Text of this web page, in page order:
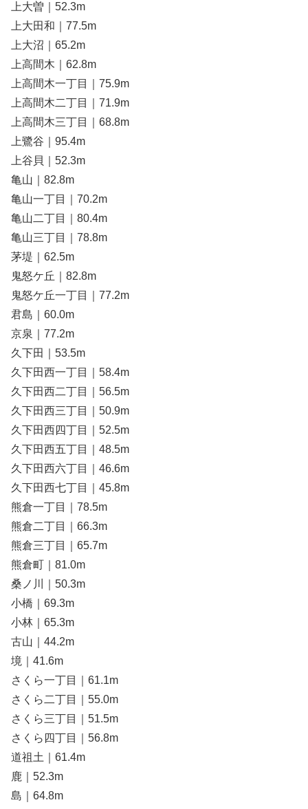
上大曽｜52.3m
上大田和｜77.5m
上大沼｜65.2m
上高間木｜62.8m
上高間木一丁目｜75.9m
上高間木二丁目｜71.9m
上高間木三丁目｜68.8m
上鷺谷｜95.4m
上谷貝｜52.3m
亀山｜82.8m
亀山一丁目｜70.2m
亀山二丁目｜80.4m
亀山三丁目｜78.8m
茅堤｜62.5m
鬼怒ケ丘｜82.8m
鬼怒ケ丘一丁目｜77.2m
君島｜60.0m
京泉｜77.2m
久下田｜53.5m
久下田西一丁目｜58.4m
久下田西二丁目｜56.5m
久下田西三丁目｜50.9m
久下田西四丁目｜52.5m
久下田西五丁目｜48.5m
久下田西六丁目｜46.6m
久下田西七丁目｜45.8m
熊倉一丁目｜78.5m
熊倉二丁目｜66.3m
熊倉三丁目｜65.7m
熊倉町｜81.0m
桑ノ川｜50.3m
小橋｜69.3m
小林｜65.3m
古山｜44.2m
境｜41.6m
さくら一丁目｜61.1m
さくら二丁目｜55.0m
さくら三丁目｜51.5m
さくら四丁目｜56.8m
道祖土｜61.4m
鹿｜52.3m
島｜64.8m